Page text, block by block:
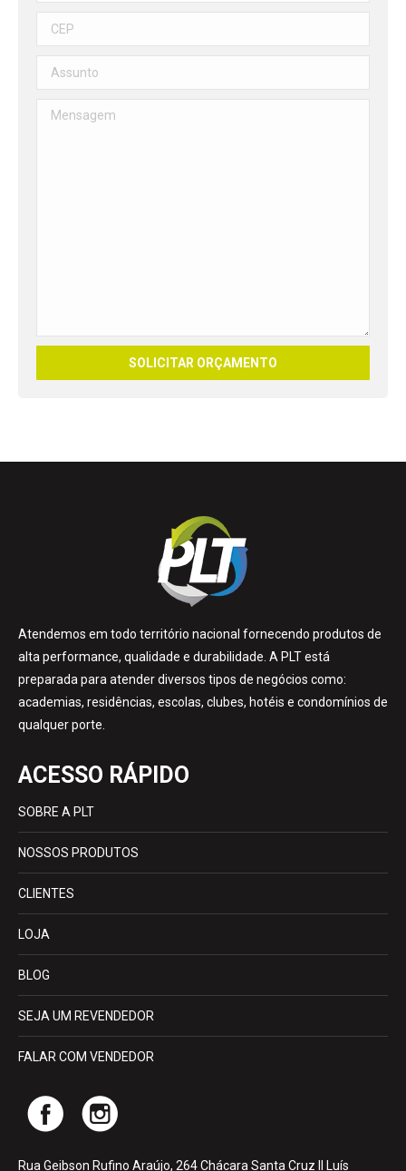
Atendemos em todo território nacional fornecendo produtos de
alta performance, qualidade e durabilidade. A PLT está
preparada para atender diversos tipos de negócios como:
academias, residências, escolas, clubes, hotéis e condomínios de
qualquer porte.
ACESSO RÁPIDO
SOBRE A PLT
NOSSOS PRODUTOS
CLIENTES
LOJA
BLOG
SEJA UM REVENDEDOR
FALAR COM VENDEDOR
Rua Geibson Rufino Araújo, 264 Chácara Santa Cruz II Luís